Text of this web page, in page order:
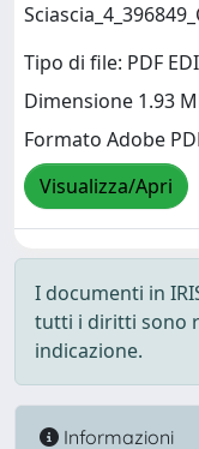
Tipo di file: PDF
Dimensione 1.93
Formato Adobe
Visualizza/Apri
I documenti in
tutti i diritti sono
indicazione.
Informazioni